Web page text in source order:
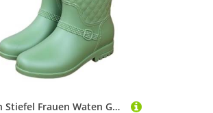
Regen Stiefel Frauen Waten Gummistiefel Plüsch Warme Winter Weibliche Galoschen Regenstiefel Frau Für Industrie Handwerk(Green,38)